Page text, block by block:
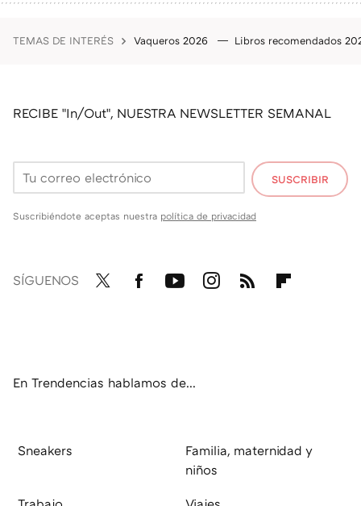
TEMAS DE INTERÉS Vaqueros 2026 Libros recomendados
RECIBE "In/Out", NUESTRA NEWSLETTER SEMANAL
SUSCRIBIR
Suscribiéndote aceptas nuestra política de privacidad
SÍGUENOS
En Trendencias hablamos de...
Sneakers
Familia, maternidad y
niños